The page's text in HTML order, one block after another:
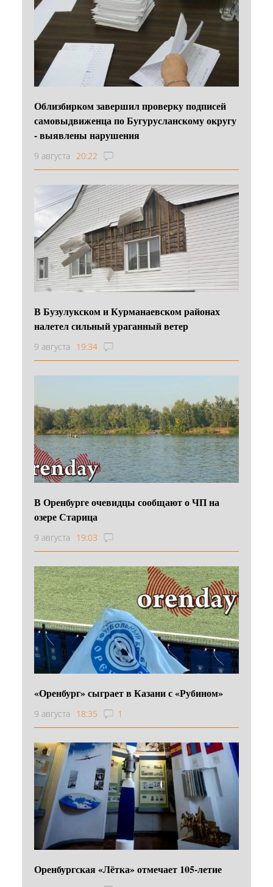
Облизбирком завершил проверку подписей
самовыдвиженца по Бугурусланскому округу
- выявлены нарушения
9 августа 20:22
В Бузулукском и Курманаевском районах
налетел сильный ураганный ветер
9 августа 19:34
В Оренбурге очевидцы сообщают о ЧП на
озере Старица
9 августа 19:03
«Оренбург» сыграет в Казани с «Рубином»
9 августа 18:35 1
Оренбургская «Лётка» отмечает 105-летие